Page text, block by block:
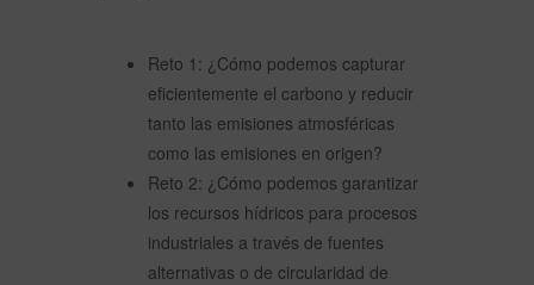
Reto 1: ¿Cómo podemos capturar
eficientemente el carbono y reducir
tanto las emisiones atmosféricas
como las emisiones en origen?
Reto 2: ¿Cómo podemos garantizar
los recursos hídricos para procesos
industriales a través de fuentes
alternativas o de circularidad de